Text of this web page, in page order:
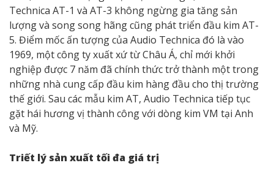
Technica AT-1 và AT-3 không ngừng gia tăng sản
lượng và song song hãng cũng phát triển đầu kim AT-
5. Điểm mốc ấn tượng của Audio Technica đó là vào
1969, một công ty xuất xứ từ Châu Á, chỉ mới khởi
nghiệp được 7 năm đã chính thức trở thành một trong
những nhà cung cấp đầu kim hàng đầu cho thị trường
thế giới. Sau các mẫu kim AT, Audio Technica tiếp tục
gặt hái hương vị thành công với dòng kim VM tại Anh
và Mỹ.
Triết lý sản xuất tối đa giá trị